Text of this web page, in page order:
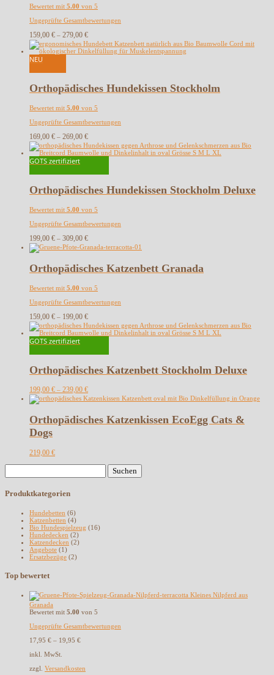
Bewertet mit 5.00 von 5
Ungeprüfte Gesamtbewertungen
159,00 € – 279,00 €
NEU
Orthopädisches Hundekissen Stockholm
Bewertet mit 5.00 von 5
Ungeprüfte Gesamtbewertungen
169,00 € – 269,00 €
GOTS zertifiziert
Orthopädisches Hundekissen Stockholm Deluxe
Bewertet mit 5.00 von 5
Ungeprüfte Gesamtbewertungen
199,00 € – 309,00 €
Orthopädisches Katzenbett Granada
Bewertet mit 5.00 von 5
Ungeprüfte Gesamtbewertungen
159,00 € – 199,00 €
GOTS zertifiziert
Orthopädisches Katzenbett Stockholm Deluxe
199,00 € – 239,00 €
Orthopädisches Katzenkissen EcoEgg Cats &
Dogs
219,00 €
Produktkategorien
Hundebetten (6)
Katzenbetten (4)
Bio Hundespielzeug (16)
Hundedecken (2)
Katzendecken (2)
Angebote (1)
Ersatzbezüge (2)
Top bewertet
Kleines Nilpferd aus
Granada
Bewertet mit 5.00 von 5
Ungeprüfte Gesamtbewertungen
17,95 € – 19,95 €
inkl. MwSt.
zzgl. Versandkosten